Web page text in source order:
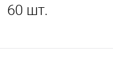
60 шт.